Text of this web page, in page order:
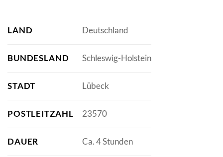
LAND Deutschland
BUNDESLAND Schleswig-Holstein
STADT Lübeck
POSTLEITZAHL 23570
DAUER Ca. 4 Stunden